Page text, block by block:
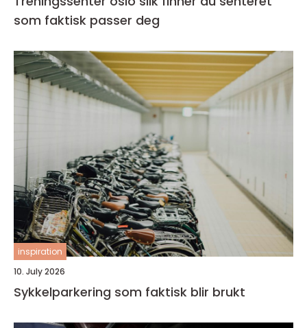
som faktisk passer deg
inspiration
10. July 2026
Sykkelparkering som faktisk blir brukt